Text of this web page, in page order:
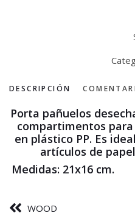
DESCRIPCIÓN
Porta pañuelos
compartimentos
en plástico PP. Es
artículos de
Medidas: 21x16
WOOD